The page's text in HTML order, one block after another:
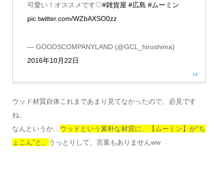
可愛い！オススメです♡#雑貨屋 #広島 #ムーミン
pic.twitter.com/WZbAXSO0zz
— GOODSCOMPANYLAND (@GCL_hiroshima)
2016年10月22日
ウッド材質自体これまであまり見てなかったので、必見です
ね。
なんというか…ウッドという素朴な材質に、【ムーミン】が”ち
ょこん”と。
うっとりして、言葉もありませんww